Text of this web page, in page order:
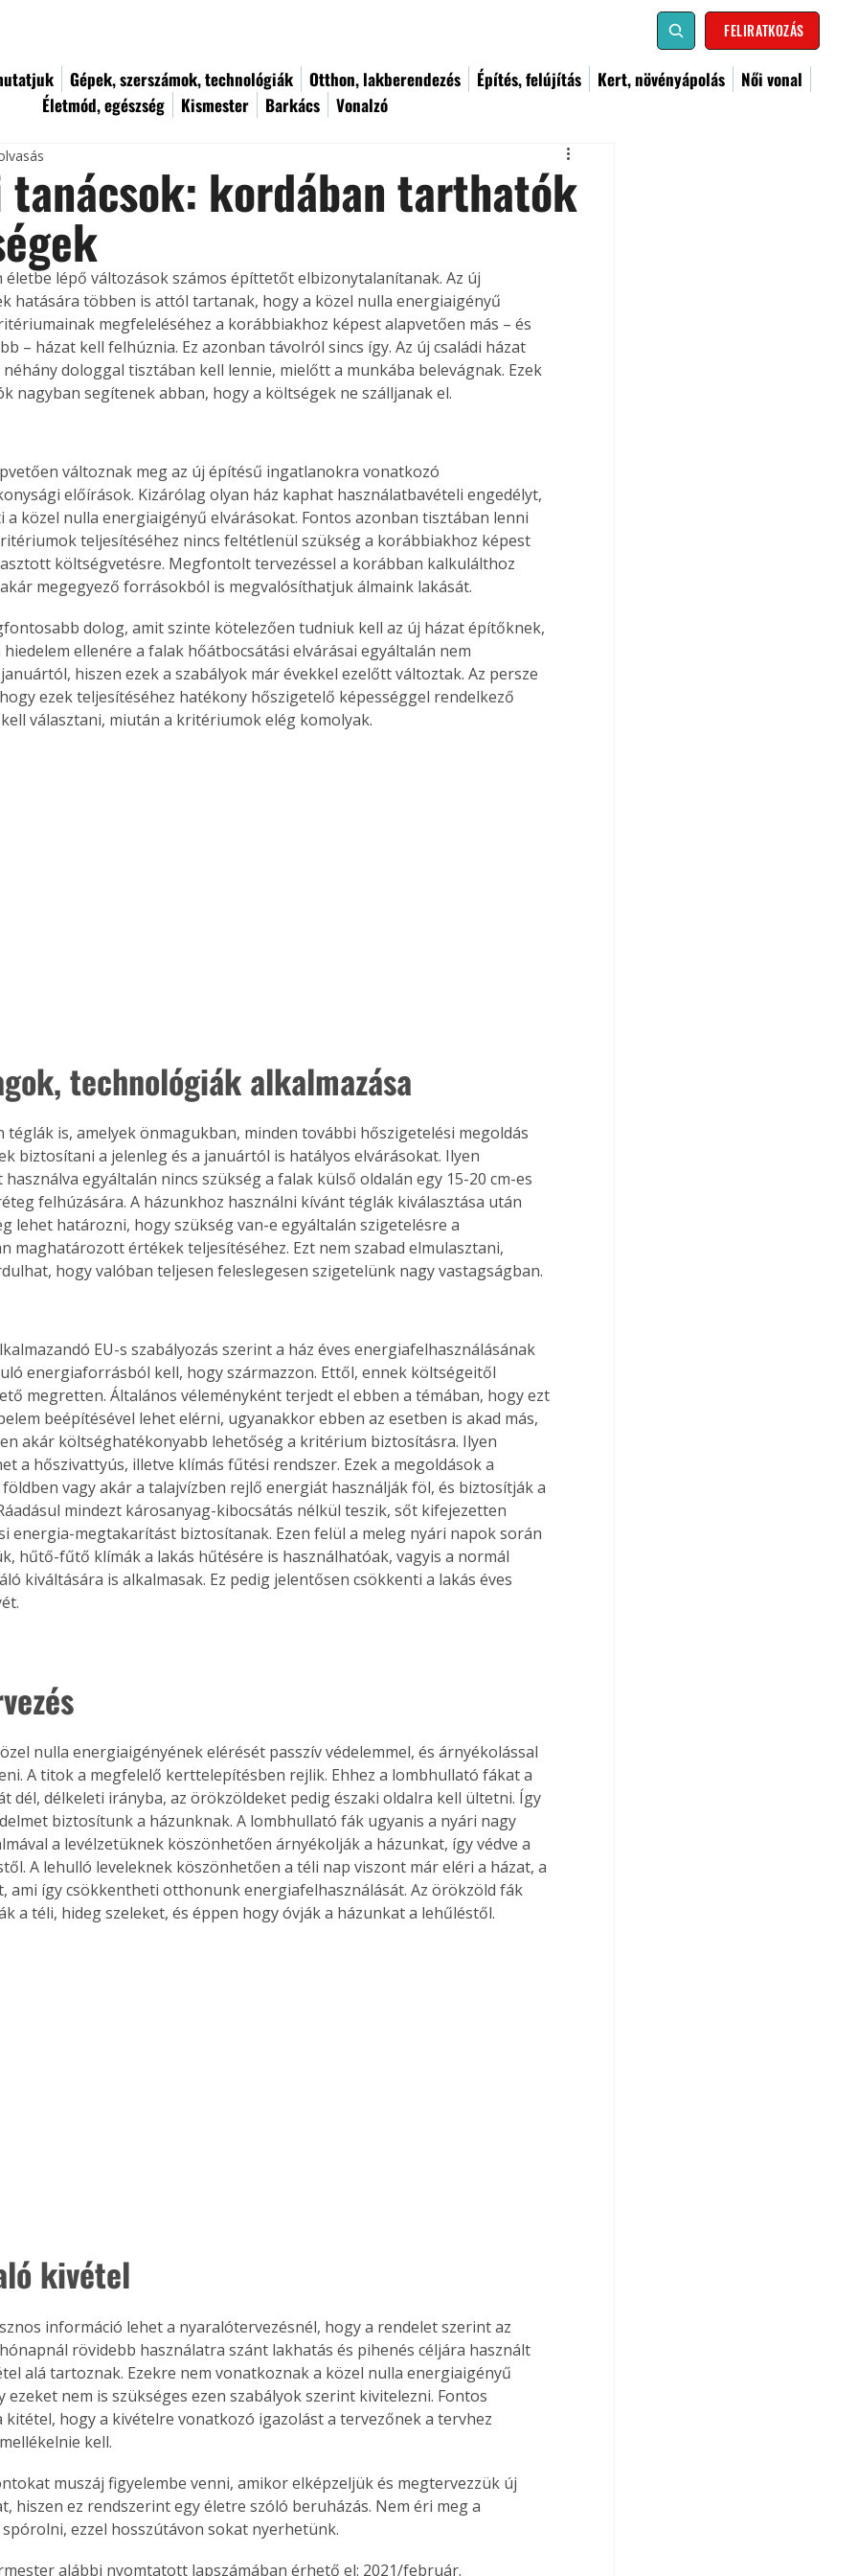
FELIRATKOZÁS
Gépek, szerszámok, technológiák Otthon, lakberendezés Építés, felújítás Kert, növényápolás
Női vonal
Életmód, egészség
Kismester Barkács Vonalzó
az
Old
Együtt jobban megéri!
Bővebb információ itt!
Együtt jobban megéri! A
könyvek tetszőleges
párosítással kedvezményes
áron, 0 Ft postaköltséggel
tanácsok: kordában tarthatók
életbe lépő változások számos építtetőt elbizonytalanítanak. Az új
hatására többen is attól tartanak, hogy a közel nulla energiaigényű
megfeleléséhez a korábbiakhoz képest alapvetően más – és
– házat kell felhúznia. Ez azonban távolról sincs így. Az új családi házat
dologgal tisztában kell lennie, mielőtt a munkába belevágnak. Ezek
nagyban segítenek abban, hogy a költségek ne szálljanak el.
változnak meg az új építésű ingatlanokra vonatkozó
előírások. Kizárólag olyan ház kaphat használatbavételi engedélyt,
a közel nulla energiaigényű elvárásokat. Fontos azonban tisztában lenni
teljesítéséhez nincs feltétlenül szükség a korábbiakhoz képest
költségvetésre. Megfontolt tervezéssel a korábban kalkulálthoz
megegyező forrásokból is megvalósíthatjuk álmaink lakását.
dolog, amit szinte kötelezően tudniuk kell az új házat építőknek,
ellenére a falak hőátbocsátási elvárásai egyáltalán nem
hiszen ezek a szabályok már évekkel ezelőtt változtak. Az persze
ezek teljesítéséhez hatékony hőszigetelő képességgel rendelkező
választani, miután a kritériumok elég komolyak.
technológiák alkalmazása
téglák is, amelyek önmagukban, minden további hőszigetelési megoldás
biztosítani a jelenleg és a januártól is hatályos elvárásokat. Ilyen
egyáltalán nincs szükség a falak külső oldalán egy 15-20 cm-es
felhúzására. A házunkhoz használni kívánt téglák kiválasztása után
lehet határozni, hogy szükség van-e egyáltalán szigetelésre a
maghatározott értékek teljesítéséhez. Ezt nem szabad elmulasztani,
hogy valóban teljesen feleslegesen szigetelünk nagy vastagságban.
EU-s szabályozás szerint a ház éves energiafelhasználásának
energiaforrásból kell, hogy származzon. Ettől, ennek költségeitől
megretten. Általános véleményként terjedt el ebben a témában, hogy ezt
beépítésével lehet elérni, ugyanakkor ebben az esetben is akad más,
akár költséghatékonyabb lehetőség a kritérium biztosításra. Ilyen
a hőszivattyús, illetve klímás fűtési rendszer. Ezek a megoldások a
vagy akár a talajvízben rejlő energiát használják föl, és biztosítják a
mindezt károsanyag-kibocsátás nélkül teszik, sőt kifejezetten
energia-megtakarítást biztosítanak. Ezen felül a meleg nyári napok során
hűtő-fűtő klímák a lakás hűtésére is használhatóak, vagyis a normál
kiváltására is alkalmasak. Ez pedig jelentősen csökkenti a lakás éves
nulla energiaigényének elérését passzív védelemmel, és árnyékolással
A titok a megfelelő kerttelepítésben rejlik. Ehhez a lombhullató fákat a
dél, délkeleti irányba, az örökzöldeket pedig északi oldalra kell ültetni. Így
biztosítunk a házunknak. A lombhullató fák ugyanis a nyári nagy
a levélzetüknek köszönhetően árnyékolják a házunkat, így védve a
A lehulló leveleknek köszönhetően a téli nap viszont már eléri a házat, a
ami így csökkentheti otthonunk energiafelhasználását. Az örökzöld fák
a téli, hideg szeleket, és éppen hogy óvják a házunkat a lehűléstől.
kivétel
információ lehet a nyaralótervezésnél, hogy a rendelet szerint az
rövidebb használatra szánt lakhatás és pihenés céljára használt
alá tartoznak. Ezekre nem vonatkoznak a közel nulla energiaigényű
ezeket nem is szükséges ezen szabályok szerint kivitelezni. Fontos
kitétel, hogy a kivételre vonatkozó igazolást a tervezőnek a tervhez
kell.
muszáj figyelembe venni, amikor elképzeljük és megtervezzük új
hiszen ez rendszerint egy életre szóló beruházás. Nem éri meg a
ezzel hosszútávon sokat nyerhetünk.
alábbi nyomtatott lapszámában érhető el: 2021/február.